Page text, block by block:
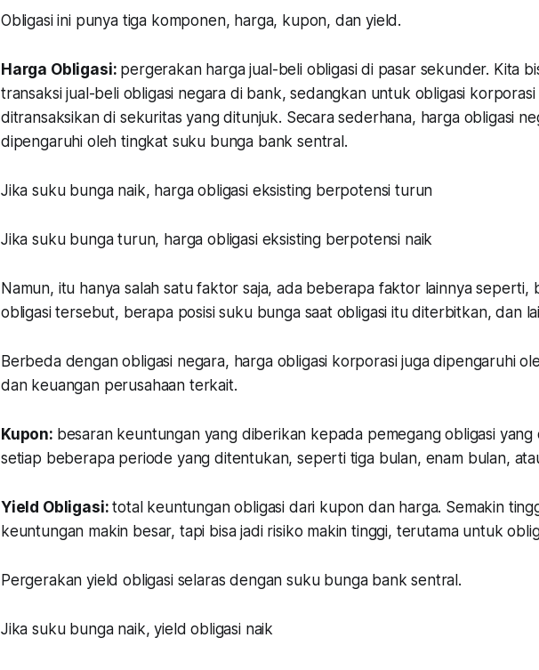
Obligasi ini punya tiga komponen, harga, kupon, danyield .
Harga Obligasi: pergerakan harga jual-beli obligasi di pasar sekunder. Kita
transaksi jual-beli obligasi negara di bank, sedangkan untuk obligasi korporasi
ditransaksikan di sekuritas yang ditunjuk. Secara sederhana, harga obligasi
dipengaruhi oleh tingkat suku bunga bank sentral.
Jika suku bunga naik, harga obligasi eksisting berpotensi turun
Jika suku bunga turun, harga obligasi eksisting berpotensi naik
Namun, itu hanya salah satu faktor saja, ada beberapa faktor lainnya seperti,
obligasi tersebut, berapa posisi suku bunga saat obligasi itu diterbitkan, dan
Berbeda dengan obligasi negara, harga obligasi korporasi juga dipengaruhi
dan keuangan perusahaan terkait.
Kupon: besaran keuntungan yang diberikan kepada pemegang obligasi yang
setiap beberapa periode yang ditentukan, seperti tiga bulan, enam bulan,
Yield Obligasi:total keuntungan obligasi dari kupon dan harga. Semakin
keuntungan makin besar, tapi bisa jadi risiko makin tinggi, terutama untuk
Pergerakanyield obligasi selaras dengan suku bunga bank sentral.
Jika suku bunga naik, yield obligasi naik